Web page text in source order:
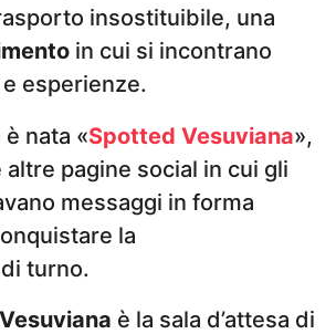
insostituibile, una
in cui si incontrano
esperienze.
nata «Spotted Vesuviana»,
altre pagine social in cui gli
messaggi in forma
la
turno.
è la sala d’attesa di